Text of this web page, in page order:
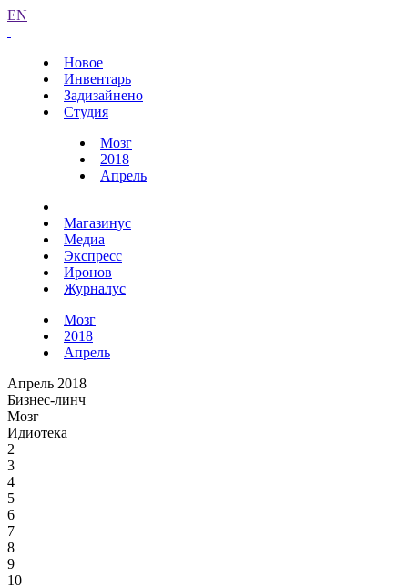
EN
Новое
Инвентарь
Задизайнено
Студия
Мозг
2018
Апрель
Магазинус
Медиа
Экспресс
Иронов
Журналус
Мозг
2018
Апрель
Апрель 2018
Бизнес-линч
Мозг
Идиотека
2
3
4
5
6
7
8
9
10